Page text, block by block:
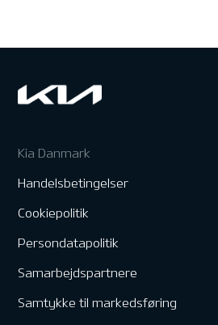
Kia Danmark
Handelsbetingelser
Cookiepolitik
Persondatapolitik
Samarbejdspartnere
Samtykke til markedsføring